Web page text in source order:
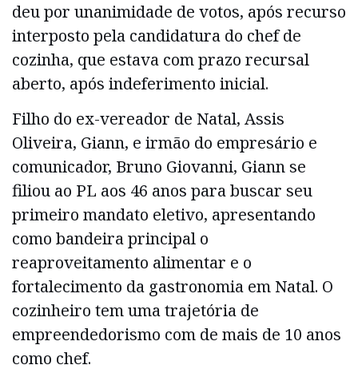
deu por unanimidade de votos, após recurso
interposto pela candidatura do chef de
cozinha, que estava com prazo recursal
aberto, após indeferimento inicial.
Filho do ex-vereador de Natal, Assis
Oliveira, Giann, e irmão do empresário e
comunicador, Bruno Giovanni, Giann se
filiou ao PL aos 46 anos para buscar seu
primeiro mandato eletivo, apresentando
como bandeira principal o
reaproveitamento alimentar e o
fortalecimento da gastronomia em Natal. O
cozinheiro tem uma trajetória de
empreendedorismo com de mais de 10 anos
como chef.